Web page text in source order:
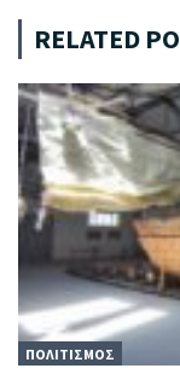
RELATED
ΠΟΛΙΤΙΣΜΟΣ